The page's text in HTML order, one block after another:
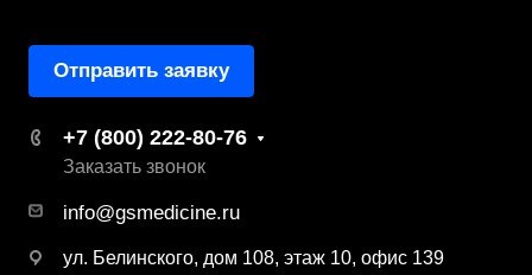
Отправить заявку
+7 (800) 222-80-76
Заказать звонок
info@gsmedicine.ru
ул. Белинского, дом 108, этаж 10, офис 139